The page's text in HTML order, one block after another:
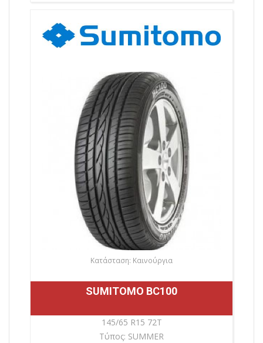
Κατάσταση: Καινούργια
SUMITOMO BC100
145/65 R15 72T
Τύπος: SUMMER